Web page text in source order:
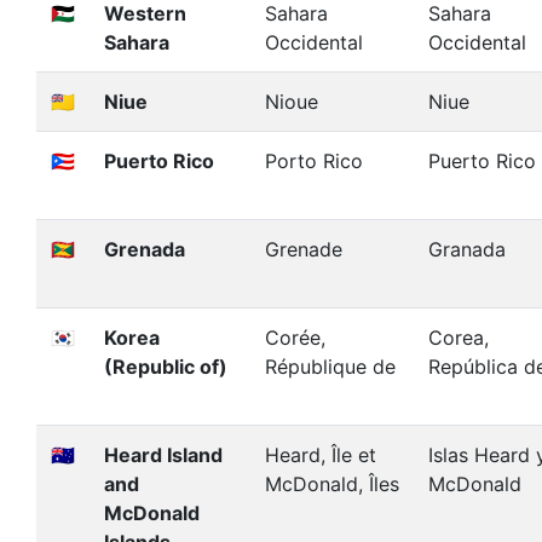
🇪🇭
Western
Sahara
Sahara
Occidental
Sahara
Occidental
🇳🇺 Niue Nioue Niue
🇵🇷 Puerto Rico Porto Rico Puerto Rico
🇬🇩 Grenada Grenade Granada
🇰🇷
Korea
(Republic of)
Corée,
République de
Corea,
República
🇭🇲
Heard Island
and
McDonald
Heard, Île et
McDonald, Îles
Islas Heard
McDonald